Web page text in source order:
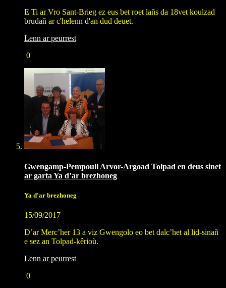
E Ti ar Vro Sant-Brieg ez eus bet roet lañs da 18vet koulzad
brudañ ar c'helenn d'an dud deuet.
Lenn ar peurrest
0
Gwengamp-Pempoull Arvor-Argoad Tolpad en deus sinet
ar garta Ya d’ar brezhoneg
Ya d'ar brezhoneg
15/09/2017
D’ar Merc’her 13 a viz Gwengolo eo bet dalc’het al lid-sinañ
e sez an Tolpad-kêrioù.
Lenn ar peurrest
0